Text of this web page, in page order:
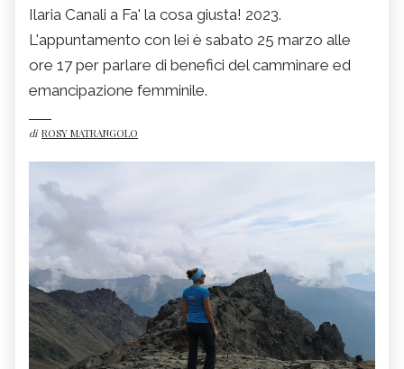
Ilaria Canali a Fa' la cosa giusta! 2023.
L'appuntamento con lei è sabato 25 marzo alle
ore 17 per parlare di benefici del camminare ed
emancipazione femminile.
di ROSY MATRANGOLO